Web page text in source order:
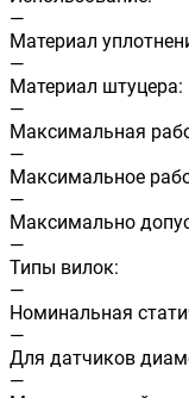
—
Материал
—
Материал штуцера:
—
Максимальная
—
Максимальное
—
Максимально
—
Типы вилок:
—
Номинальная
—
Для датчиков
—